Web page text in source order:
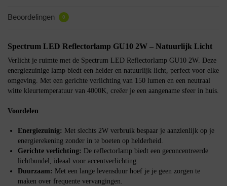
Beoordelingen 0
Spectrum LED Reflectorlamp GU10 2W – Natuurlijk Licht
Verlicht je ruimte met de Spectrum LED Reflectorlamp GU10 2W. Deze
energiezuinige lamp biedt een helder en natuurlijk licht, perfect voor elke
omgeving. Met een gerichte verlichting van 150 lumen en een neutraal
witte kleurtemperatuur van 4000K, creëer je een aangename sfeer in huis.
Voordelen
Energiezuinig: Met slechts 2W verbruik bespaar je aanzienlijk op je
energierekening zonder in te boeten op helderheid.
Gerichte verlichting: De reflectorlamp biedt een geconcentreerde
lichtbundel, ideaal voor accentverlichting.
Duurzaam: Met een lange levensduur hoef je je geen zorgen te
maken over frequente vervangingen.